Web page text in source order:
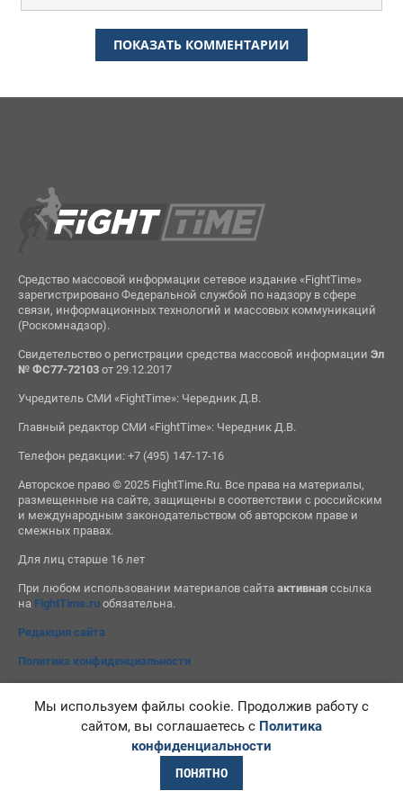
ПОКАЗАТЬ КОММЕНТАРИИ
Средство массовой информации сетевое издание «FightTime»
зарегистрировано Федеральной службой по надзору в сфере
связи, информационных технологий и массовых коммуникаций
(Роскомнадзор).
Свидетельство о регистрации средства массовой информации Эл
№ ФС77-72103от 29.12.2017
Учредитель СМИ «FightTime»: Чередник Д.В.
Главный редактор СМИ «FightTime»: Чередник Д.В.
Телефон редакции: +7 (495) 147-17-16
Авторское право © 2025 FightTime.Ru. Все права на материалы,
размещенные на сайте, защищены в соответствии с российским
и международным законодательством об авторском праве и
смежных правах.
Для лиц старше 16 лет
При любом использовании материалов сайта активнаяссылка
на FightTime.ruобязательна.
Редакция сайта
Политика конфиденциальности
Мы используем файлы cookie. Продолжив работу с
сайтом, вы соглашаетесь с Политика
конфиденциальности
ПОНЯТНО